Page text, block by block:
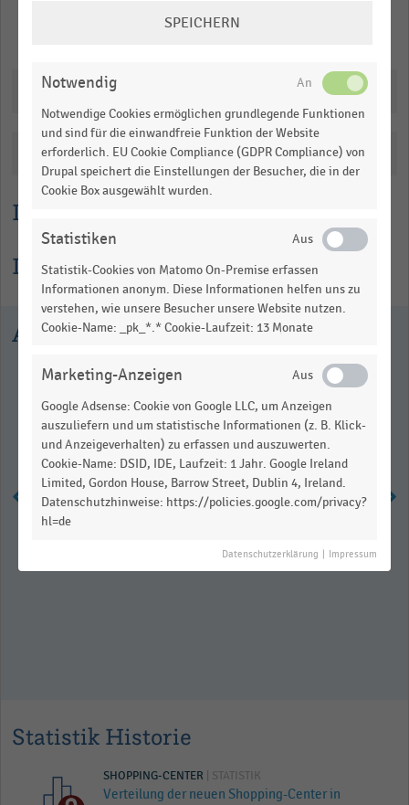
Lesehilfe
Informationen zur Statistik
Katalogisierung
Ausgewählte Statistiken
Deutschland (1965-2026)
Statistik Historie
SHOPPING-CENTER | STATISTIK
Verteilung der neuen Shopping-Center in
SPEICHERN
Notwendig
Notwendige Cookies ermöglichen grundlegende Funktionen
und sind für die einwandfreie Funktion der Website
erforderlich. EU Cookie Compliance (GDPR Compliance) von
Drupal speichert die Einstellungen der Besucher, die in der
Cookie Box ausgewählt wurden.
Statistiken
Statistik-Cookies von Matomo On-Premise erfassen
Informationen anonym. Diese Informationen helfen uns zu
verstehen, wie unsere Besucher unsere Website nutzen.
Cookie-Name: _pk_*.* Cookie-Laufzeit: 13 Monate
Marketing-Anzeigen
Google Adsense: Cookie von Google LLC, um Anzeigen
auszuliefern und um statistische Informationen (z. B. Klick-
und Anzeigeverhalten) zu erfassen und auszuwerten.
Cookie-Name: DSID, IDE, Laufzeit: 1 Jahr. Google Ireland
Limited, Gordon House, Barrow Street, Dublin 4, Ireland.
Datenschutzhinweise: https://policies.google.com/privacy?
hl=de
Datenschutzerklärung Impressum